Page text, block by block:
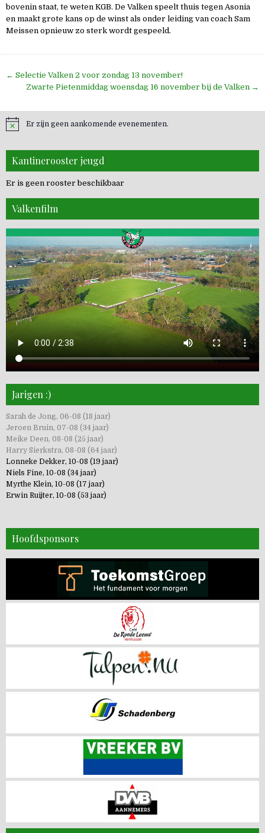
bovenin staat, te weten KGB. De Valken speelt thuis tegen Asonia
en maakt grote kans op de winst als onder leiding van coach Sam
Meissen opnieuw zo sterk wordt gespeeld.
Bericht
navigatie
← Selectie Valken 2 voor zondag 13 november!
Zwarte Pietenmiddag woensdag 16 november bij de Valken →
Er zijn geen aankomende evenementen.
Kantinerooster jeugd
Er is geen rooster beschikbaar
Valkenfilm
Jarigen :)
Sarah de Jong, 06-08 (18 jaar)
Jeroen Bruin, 07-08 (34 jaar)
Meike Deen, 08-08 (25 jaar)
Harry Sierkstra, 08-08 (64 jaar)
Lonneke Dekker, 10-08 (19 jaar)
Niels Fine, 10-08 (34 jaar)
Myrthe Klein, 10-08 (17 jaar)
Erwin Ruijter, 10-08 (53 jaar)
Hoofdsponsors